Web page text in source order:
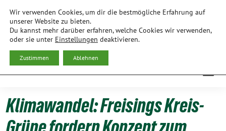
zum
Inhalt
BÜNDNIS 90/DIE GRÜNEN
ORTSVERBAND FREISING
Klimawandel: Freisings Kreis-
Wir verwenden Cookies, um dir die bestmögliche Erfahrung auf
unserer Website zu bieten.
Du kannst mehr darüber erfahren, welche Cookies wir verwenden,
oder sie unter Einstellungen deaktivieren.
Zustimmen Ablehnen